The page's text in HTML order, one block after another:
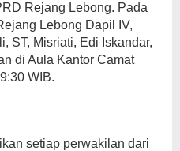
Rejang Lebong. Pada
Lebong Dapil IV,
ST, Misriati, Edi Iskandar,
di Aula Kantor Camat
WIB.
setiap perwakilan dari